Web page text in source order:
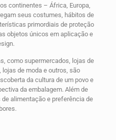
continentes – África, Europa,
seus costumes, hábitos de
primordiais de proteção
objetos únicos em aplicação e
como supermercados, lojas de
de moda e outros, são
da cultura de um povo e
da embalagem. Além de
alimentação e preferência de